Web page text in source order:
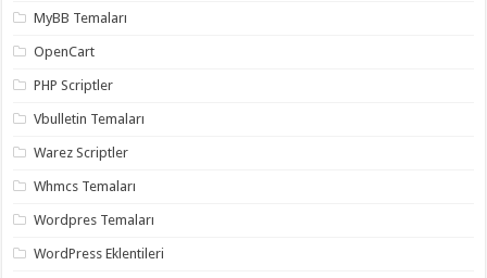
gaziantep
gaziantep
gaziantep
twitter
hilesi ,
takipçi
instagram
hilesi ,
MyBB Temaları
OpenCart
PHP Scriptler
Vbulletin Temaları
Warez Scriptler
Whmcs Temaları
Wordpres Temaları
WordPress Eklentileri